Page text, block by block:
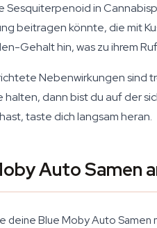
Sesquiterpenoid in
beitragen könnte, die mit
Gehalt hin, was zu ihrem
Nebenwirkungen sind
halten, dann bist du auf der
taste dich langsam heran.
Auto Samen
deine Blue Moby Auto